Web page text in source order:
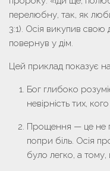
перелюбну, так, як
3:1). Осія викупив свою
повернув у дім.
Цей приклад показує
Бог глибоко
невірність тих,
Прощення — це не
попри біль. Осія
було легко, а